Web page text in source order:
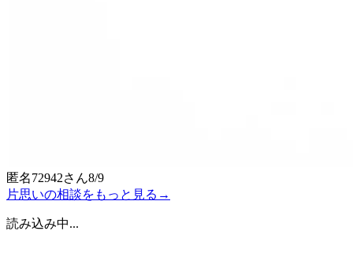
匿名72942さん8/9
片思いの相談をもっと見る →
読み込み中...